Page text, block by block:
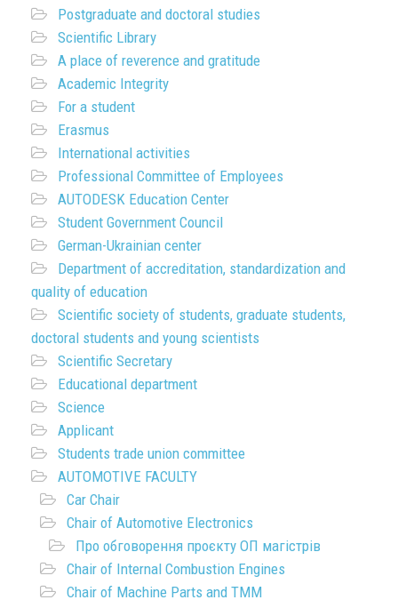
Postgraduate and doctoral studies
Scientific Library
A place of reverence and gratitude
Academic Integrity
For a student
Erasmus
International activities
Professional Committee of Employees
AUTODESK Education Center
Student Government Council
German-Ukrainian center
Department of accreditation, standardization and
quality of education
Scientific society of students, graduate students,
doctoral students and young scientists
Scientific Secretary
Educational department
Science
Applicant
Students trade union committee
AUTOMOTIVE FACULTY
Car Chair
Chair of Automotive Electronics
Про обговорення проєкту ОП магістрів
Chair of Internal Combustion Engines
Chair of Machine Parts and TMM